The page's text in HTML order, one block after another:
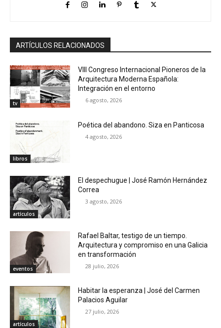
ARTÍCULOS RELACIONADOS
tv
VIII Congreso Internacional Pioneros de la
Arquitectura Moderna Española:
Integración en el entorno
6 agosto, 2026
libros
Poética del abandono. Siza en Panticosa
4 agosto, 2026
artículos
El despechugue | José Ramón Hernández
Correa
3 agosto, 2026
eventos
Rafael Baltar, testigo de un tiempo.
Arquitectura y compromiso en una Galicia
en transformación
28 julio, 2026
artículos
Habitar la esperanza | José del Carmen
Palacios Aguilar
27 julio, 2026